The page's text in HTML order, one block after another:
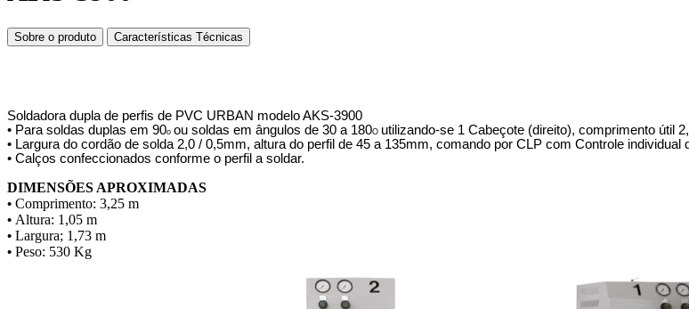
Sobre o produto Características Técnicas
Soldadora dupla de perfis de PVC URBAN modelo AKS-3900
• Para soldas duplas em 90o ou soldas em ângulos de 30 a 180O utilizando-se 1 Cabeçote (direito), comprimento útil
• Largura do cordão de solda 2,0 / 0,5mm, altura do perfil de 45 a 135mm, comando por CLP com Controle
• Calços confeccionados conforme o perfil a soldar.
DIMENSÕES APROXIMADAS
• Comprimento: 3,25 m
• Altura: 1,05 m
• Largura; 1,73 m
• Peso: 530 Kg